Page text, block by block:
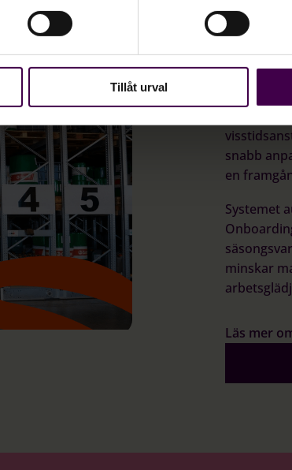
Tillåt urval
Agda PS
behoven
snabb
en
Systemet
minskar
Läs mer